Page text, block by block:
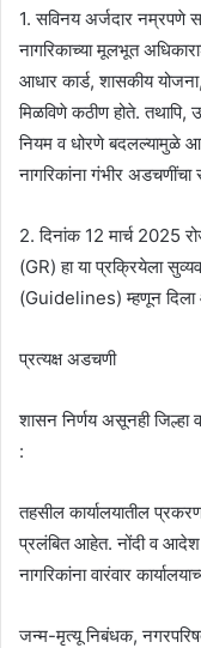
1. सविनय अर्जदार नम्रपणे
नागरिकाच्या मूलभूत
आधार कार्ड, शासकीय
मिळविणे कठीण होते. तथापि,
नियम व धोरणे बदलल्यामुळे
नागरिकांना गंभीर
2. दिनांक 12 मार्च 2025
(GR) हा या प्रक्रियेला
(Guidelines) म्हणून
प्रत्यक्ष अडचणी
शासन निर्णय असूनही
:
तहसील कार्यालयातील
प्रलंबित आहेत. नोंदी व
नागरिकांना वारंवार
जन्म-मृत्यू निबंधक,